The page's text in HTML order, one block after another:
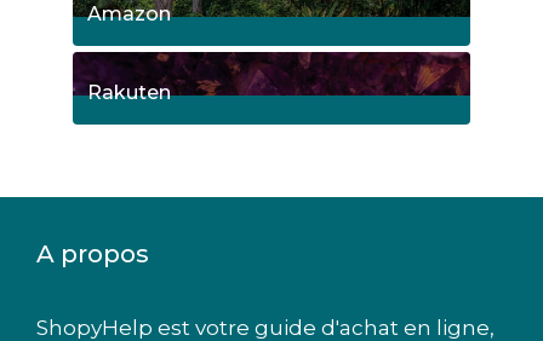
Amazon
1Posts
Rakuten
A propos
ShopyHelp est votre guide d'achat en ligne,